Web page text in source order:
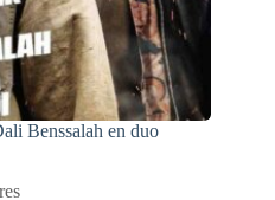
Benssalah en duo